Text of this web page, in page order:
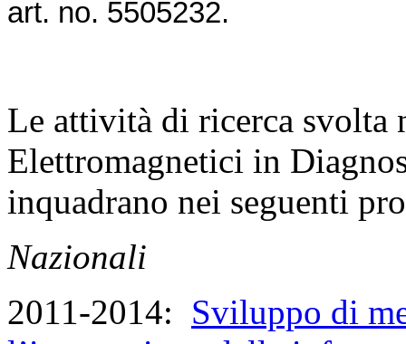
art. no. 5505232.
Le attività di ricerca svolta
Elettromagnetici in
inquadrano nei seguenti
Nazionali
2011-2014: Sviluppo di